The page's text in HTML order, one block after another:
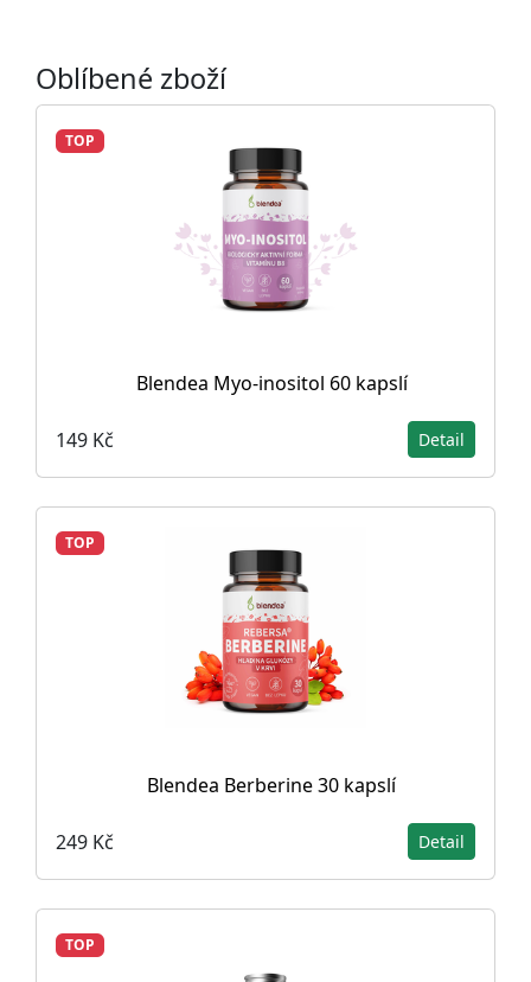
Oblíbené zboží
TOP
Blendea Myo-inositol 60 kapslí
149 Kč Detail
TOP
Blendea Berberine 30 kapslí
249 Kč Detail
TOP